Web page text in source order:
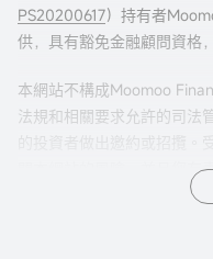
PS20200617）持有者
供，具有豁免金融顧問資格
本網站不構成Moomoo
法規和相關要求允許的司法
問本網站的風險，並且您有